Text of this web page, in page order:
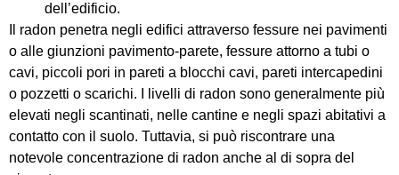
dell’edificio.
Il radon penetra negli edifici attraverso fessure nei pavimenti
o alle giunzioni pavimento-parete, fessure attorno a tubi o
cavi, piccoli pori in pareti a blocchi cavi, pareti intercapedini
o pozzetti o scarichi. I livelli di radon sono generalmente più
elevati negli scantinati, nelle cantine e negli spazi abitativi a
contatto con il suolo. Tuttavia, si può riscontrare una
notevole concentrazione di radon anche al di sopra del